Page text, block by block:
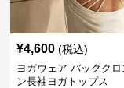
¥4,600 (税込)
ヨガウェア バッククロ
ン長袖ヨガトップス